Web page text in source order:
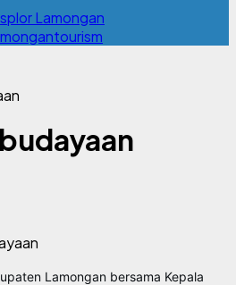
Lamongan
Lamongan bersama Kepala